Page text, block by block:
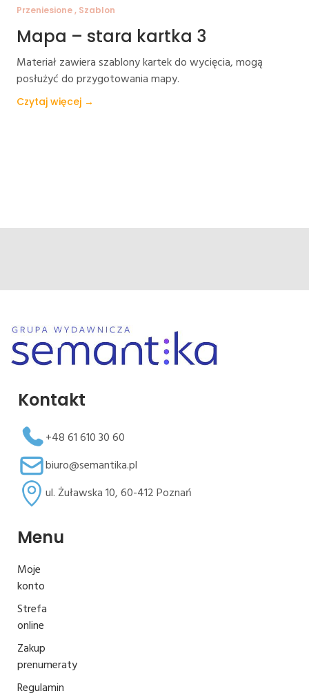
Przeniesione , Szablon
Mapa – stara kartka 3
Materiał zawiera szablony kartek do wycięcia, mogą
posłużyć do przygotowania mapy.
Czytaj więcej →
Kontakt
+48 61 610 30 60
biuro@semantika.pl
ul. Żuławska 10, 60-412 Poznań
Menu
Moje
konto
Strefa
online
Zakup
prenumeraty
Regulamin